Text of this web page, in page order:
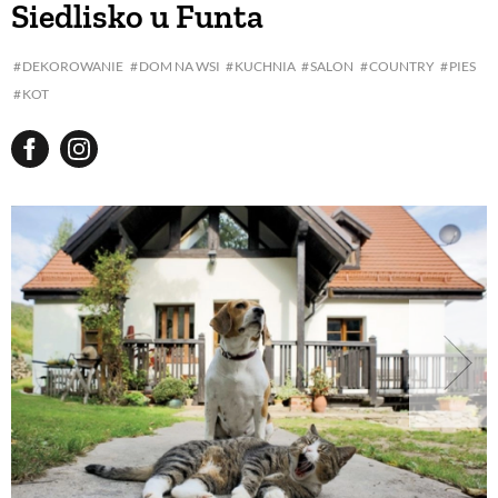
Siedlisko u Funta
DEKOROWANIE DOM NA WSI KUCHNIA SALON COUNTRY
PIES
KOT
BUDUJEMY DOM
WARZYWA I OWOCE
ROŚLINY OGRODOWE
PORADY
ZIELEŃ W DOMU
PROJEKTOWANIE OGRODU